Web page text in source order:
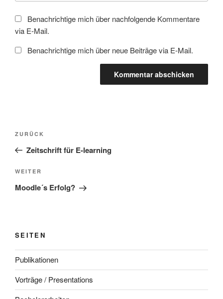
Benachrichtige mich über nachfolgende Kommentare
via E-Mail.
Benachrichtige mich über neue Beiträge via E-Mail.
Beitragsnavigation
Vorheriger
Beitrag
ZURÜCK
Zeitschrift für E-learning
Nächster
Beitrag
WEITER
Moodle´s Erfolg?
SEITEN
Publikationen
Vorträge / Presentations